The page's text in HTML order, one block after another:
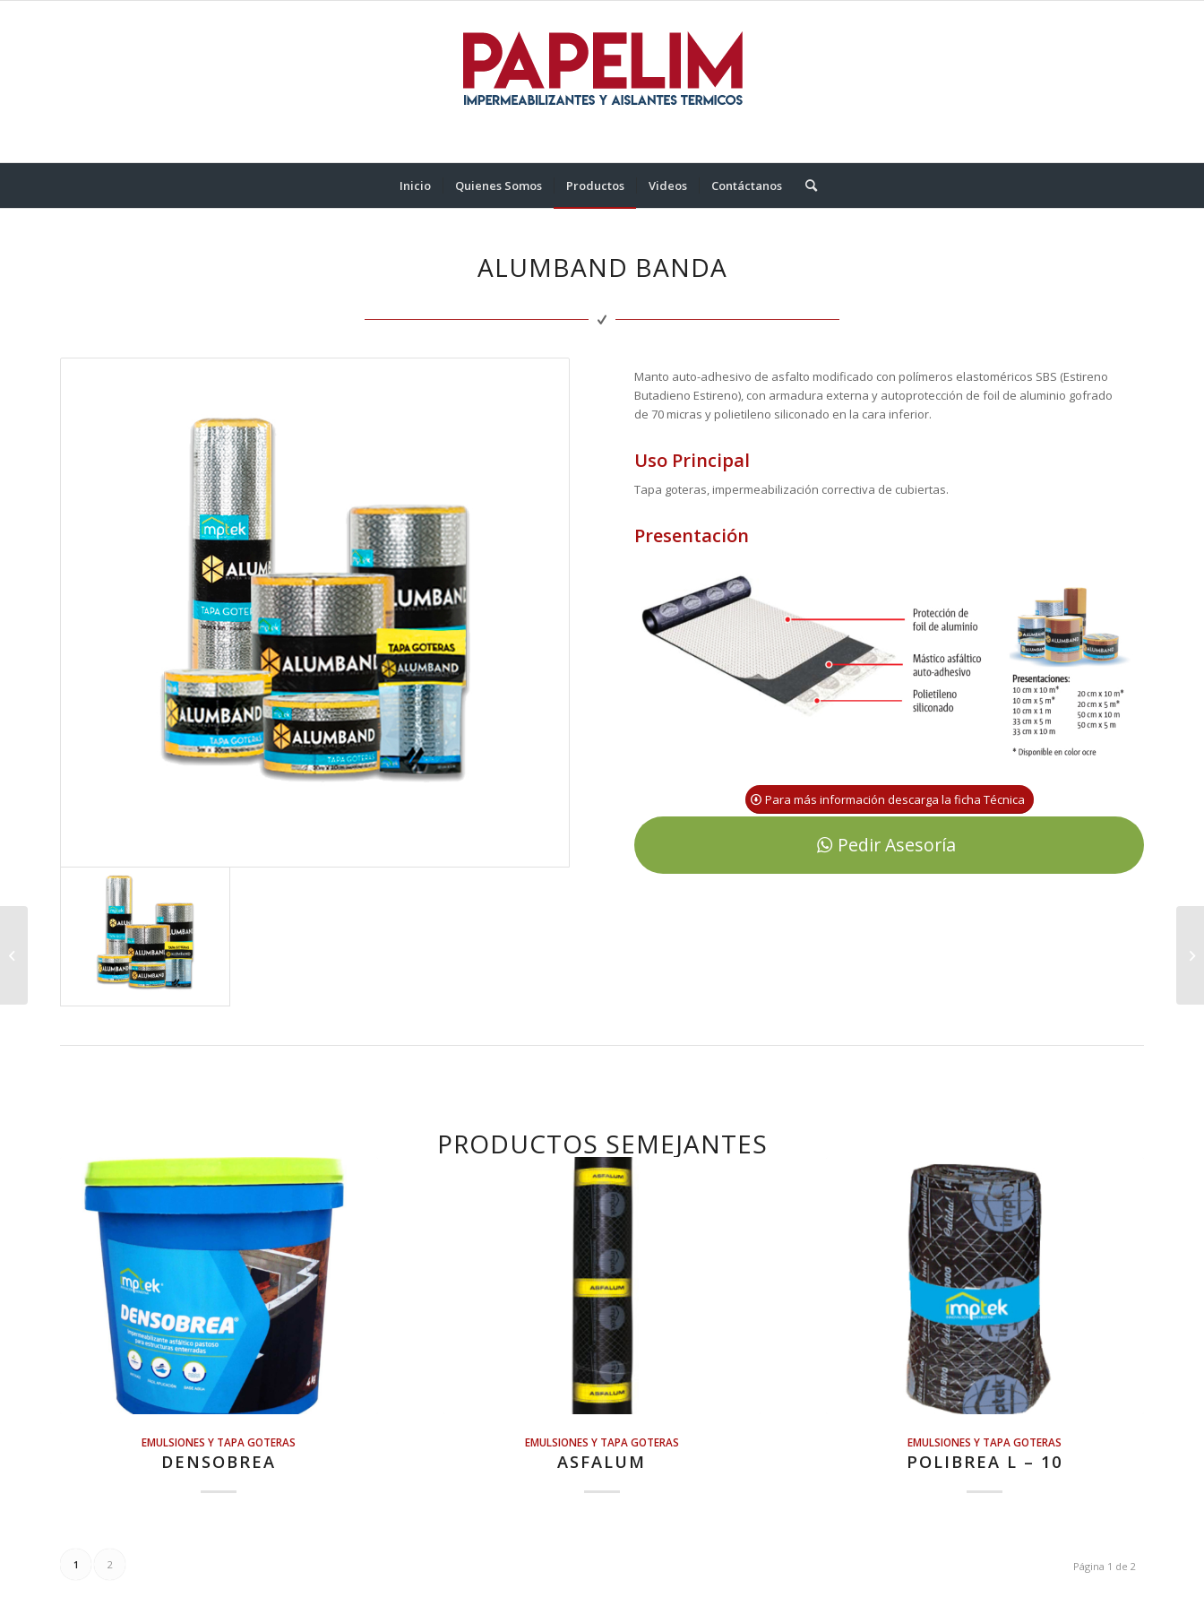
Inicio Quienes Somos Productos Videos Contáctanos
ALUMBAND BANDA
Manto auto-adhesivo de asfalto modificado con polímeros elastoméricos SBS (Estireno
Butadieno Estireno), con armadura externa y autoprotección de foil de aluminio gofrado
de 70 micras y polietileno siliconado en la cara inferior.
Uso Principal
Tapa goteras, impermeabilización correctiva de cubiertas.
Presentación
Para más información descarga la ficha Técnica
Pedir Asesoría
PRODUCTOS SEMEJANTES
EMULSIONES Y TAPA GOTERAS
DENSOBREA
EMULSIONES Y TAPA GOTERAS
ASFALUM
EMULSIONES Y TAPA GOTERAS
POLIBREA L – 10
Página 1 de 2
1 2
TEJA ASFÁLTICA
HEXAGONAL